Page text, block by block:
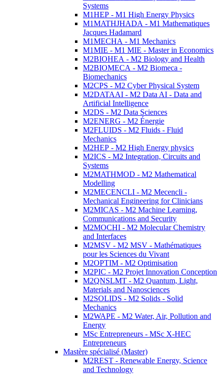
Systems
M1HEP - M1 High Energy Physics
M1MATHJHADA - M1 Mathematiques
Jacques Hadamard
M1MECHA - M1 Mechanics
M1MIE - M1 MIE - Master in Economics
M2BIOHEA - M2 Biology and Health
M2BIOMECA - M2 Biomeca -
Biomechanics
M2CPS - M2 Cyber Physical System
M2DATAAI - M2 Data AI - Data and
Artificial Intelligence
M2DS - M2 Data Sciences
M2ENERG - M2 Énergie
M2FLUIDS - M2 Fluids - Fluid
Mechanics
M2HEP - M2 High Energy physics
M2ICS - M2 Integration, Circuits and
Systems
M2MATHMOD - M2 Mathematical
Modelling
M2MECENCLI - M2 Mecencli -
Mechanical Engineering for Clinicians
M2MICAS - M2 Machine Learning,
Communications and Security
M2MOCHI - M2 Molecular Chemistry
and Interfaces
M2MSV - M2 MSV - Mathématiques
pour les Sciences du Vivant
M2OPTIM - M2 Optimisation
M2PIC - M2 Projet Innovation Conception
M2QNSLMT - M2 Quantum, Light,
Materials and Nanosciences
M2SOLIDS - M2 Solids - Solid
Mechanics
M2WAPE - M2 Water, Air, Pollution and
Energy
MSc Entrepreneurs - MSc X-HEC
Entrepreneurs
Mastère spécialisé (Master)
M2REST - Renewable Energy, Science
and Technology